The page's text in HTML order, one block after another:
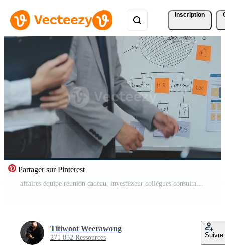
Inscription
Partager sur Pinterest
affaires équipe réunion cadeau, investisseur collègues consultation et conférence Nouveau stratégie plan affaires et marché croissance sur financier document graphique rapport, réunion et en parlant. Vidéo Gratuite
Titiwoot Weerawong
271 852 Ressources Suivre